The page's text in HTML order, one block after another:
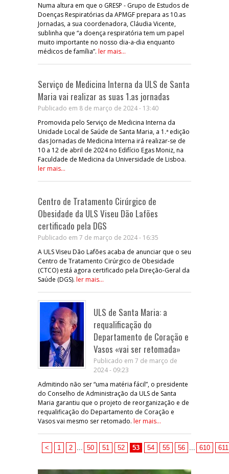
Numa altura em que o GRESP - Grupo de Estudos de
Doenças Respiratórias da APMGF prepara as 10.as
Jornadas, a sua coordenadora, Cláudia Vicente,
sublinha que “a doença respiratória tem um papel
muito importante no nosso dia-a-dia enquanto
médicos de família”. ler mais...
Serviço de Medicina Interna da ULS de Santa
Maria vai realizar as suas 1.as jornadas
Publicado em 8 de março de 2024 - 13:40
Promovida pelo Serviço de Medicina Interna da
Unidade Local de Saúde de Santa Maria, a 1.ª edição
das Jornadas de Medicina Interna irá realizar-se de
10 a 12 de abril de 2024 no Edifício Egas Moniz, na
Faculdade de Medicina da Universidade de Lisboa.
ler mais...
Centro de Tratamento Cirúrgico de
Obesidade da ULS Viseu Dão Lafões
certificado pela DGS
Publicado em 7 de março de 2024 - 16:35
A ULS Viseu Dão Lafões acaba de anunciar que o seu
Centro de Tratamento Cirúrgico de Obesidade
(CTCO) está agora certificado pela Direção-Geral da
Saúde (DGS). ler mais...
ULS de Santa Maria: a
requalificação do
Departamento de Coração e
Vasos «vai ser retomada»
Publicado em 7 de março de
2024 - 09:23
Admitindo não ser “uma matéria fácil”, o presidente
do Conselho de Administração da ULS de Santa
Maria garantiu que o projeto de reorganização e de
requalificação do Departamento de Coração e
Vasos vai mesmo ser retomado. ler mais...
< 1 2 50 51 52 53 54 55 56 610 611